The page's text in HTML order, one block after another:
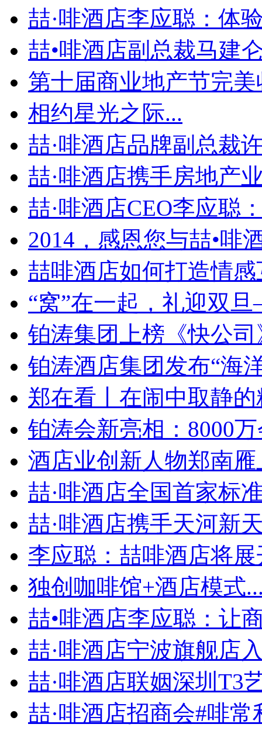
喆·啡酒店李应聪：体
喆•啡酒店副总裁马建
第十届商业地产节完美
相约星光之际...
喆·啡酒店品牌副总裁
喆·啡酒店携手房地产
喆·啡酒店CEO李应聪
2014，感恩您与喆•啡
喆啡酒店如何打造情感
“窝”在一起，礼迎双
铂涛集团上榜《快公司
铂涛酒店集团发布“海
郑在看丨在闹中取静的
铂涛会新亮相：8000
酒店业创新人物郑南雁
喆·啡酒店全国首家标
喆·啡酒店携手天河新
李应聪：喆啡酒店将展
独创咖啡馆+酒店模式
喆•啡酒店李应聪：让
喆·啡酒店宁波旗舰店
喆·啡酒店联姻深圳T3
喆·啡酒店招商会#啡常